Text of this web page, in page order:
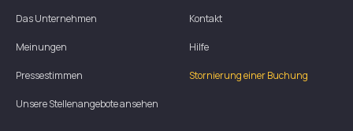
Das Unternehmen
Meinungen
Pressestimmen
Unsere Stellenangebote ansehen
Kontakt
Hilfe
Stornierung einer Buchung